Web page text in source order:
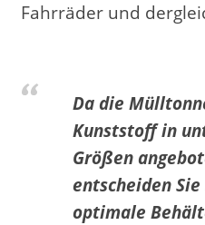
Fahrräder und
Da die
Kunststoff in
Größen
entscheiden
optimale